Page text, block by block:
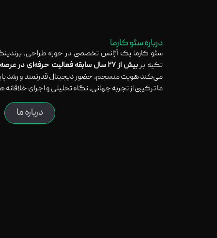
درباره سئو کارما
سئو کارما یک آژانس تخصصی در حوزه طراحی،
تکیه بربیش از ۲۷ سال سابقه فعالیت حرفه‌ای در عرصه بین‌المللی
می‌کند هویت منسجم، حضور دیجیتال قدرتمند و رشد
ما ترکیبی از تجربه جهانی، نگاه تحلیلی و اجرای
درباره ما